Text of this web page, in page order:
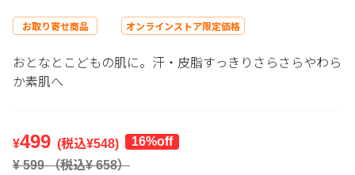
お取り寄せ商品 オンラインストア限定価格
おとなとこどもの肌に。汗・皮脂すっきりさらさらやわら
か素肌へ
¥499 (税込¥548)
16%off
¥ 599（税込¥658）